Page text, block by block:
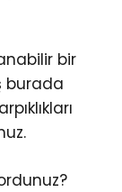
bir
burada